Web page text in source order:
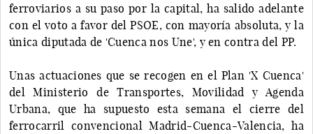
ferroviarios a su paso por la capital, ha salido adelante
con el voto a favor del PSOE, con mayoría absoluta, y la
única diputada de 'Cuenca nos Une', y en contra del PP.
Unas actuaciones que se recogen en el Plan 'X Cuenca'
del Ministerio de Transportes, Movilidad y Agenda
Urbana, que ha supuesto esta semana el cierre del
ferrocarril convencional Madrid-Cuenca-Valencia, ha